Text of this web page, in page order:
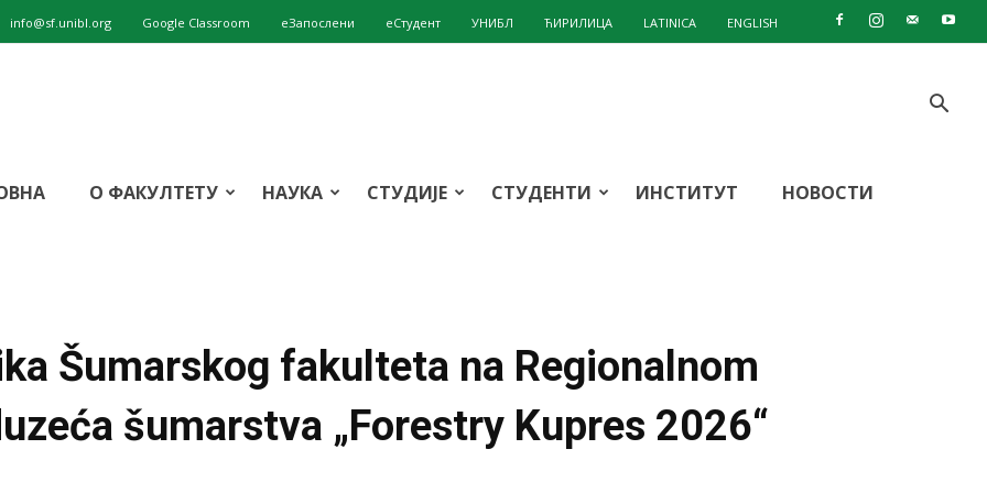
info@sf.unibl.org Google Classroom eЗапослени еСтудент УНИБЛ ЋИРИЛИЦА LATINICA ENGLISH
О ФАКУЛТЕТУ НАУКА СТУДИЈЕ СТУДЕНТИ ИНСТИТУТ НОВОСТИ
Šumarskog fakulteta na Regionalnom
šumarstva „Forestry Kupres 2026“